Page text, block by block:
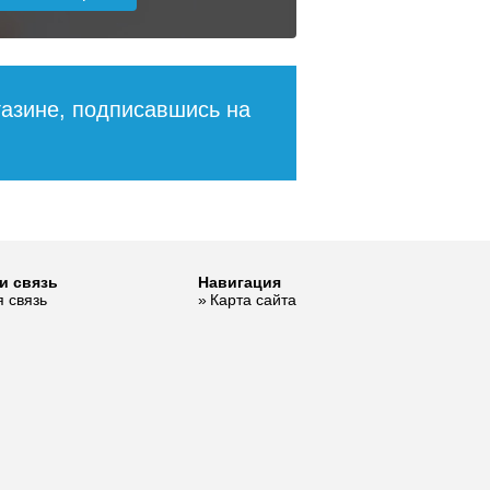
подписавшись на
связь
связь
Навигация
Карта сайта